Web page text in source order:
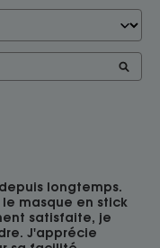
longtemps.
masque en stick
satisfaite, je
J'apprécie